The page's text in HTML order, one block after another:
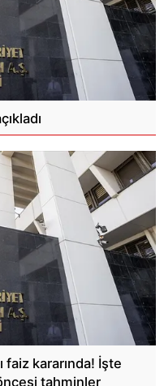
kararında! İşte
tahminler